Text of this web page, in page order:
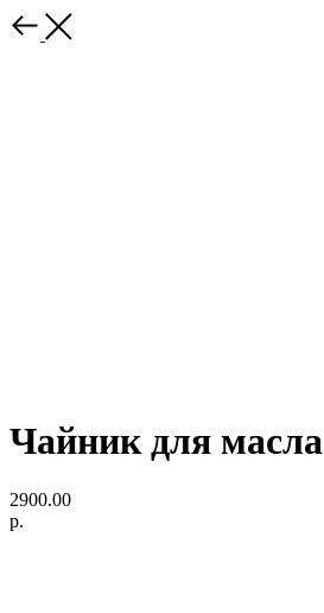
Чайник для масла
2900.00
р.